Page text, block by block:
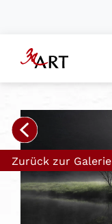
Zurück zur Galerie